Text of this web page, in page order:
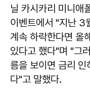
닐 카시카리 미니애
이벤트에서 "지난 3
계속 하락한다면 올
있다고 했다"며 "그
름을 보이면 금리
다"고 말했다.